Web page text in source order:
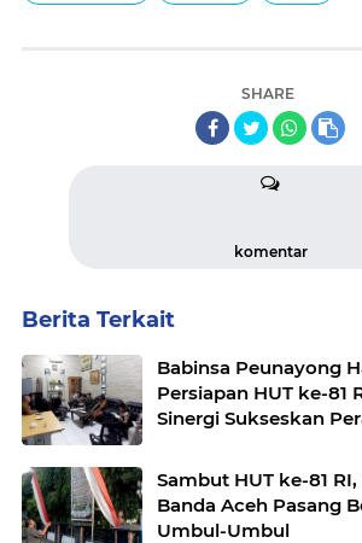
SHARE
komentar
Berita Terkait
Babinsa Peunayong
Persiapan HUT ke-81
Sinergi Sukseskan
Sambut HUT ke-81
Banda Aceh Pasang
Umbul-Umbul